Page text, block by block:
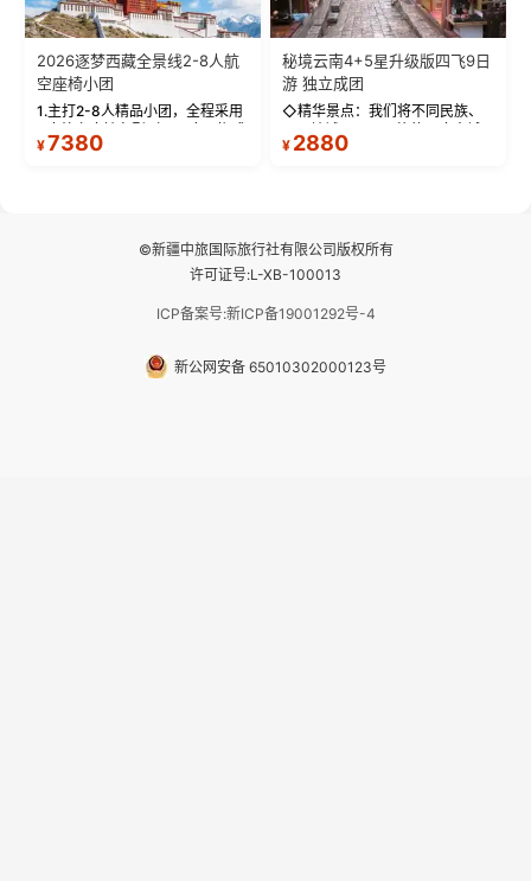
2026逐梦西藏全景线2-8人航
空座椅小团
1.主打2-8人精品小团，全程采用
座舱），提供VIP级别的舒适出行
¥7380
秘境云南4+5星升级版四飞9日
游 独立成团
◇精华景点：我们将不同民族、
—【大理古城、丽江古城、香格
¥ 2880
©新疆中旅国际旅行社有限公司版权所有
许可证号:L-XB-100013
ICP备案号:新ICP备19001292号-4
新公网安备 65010302000123号